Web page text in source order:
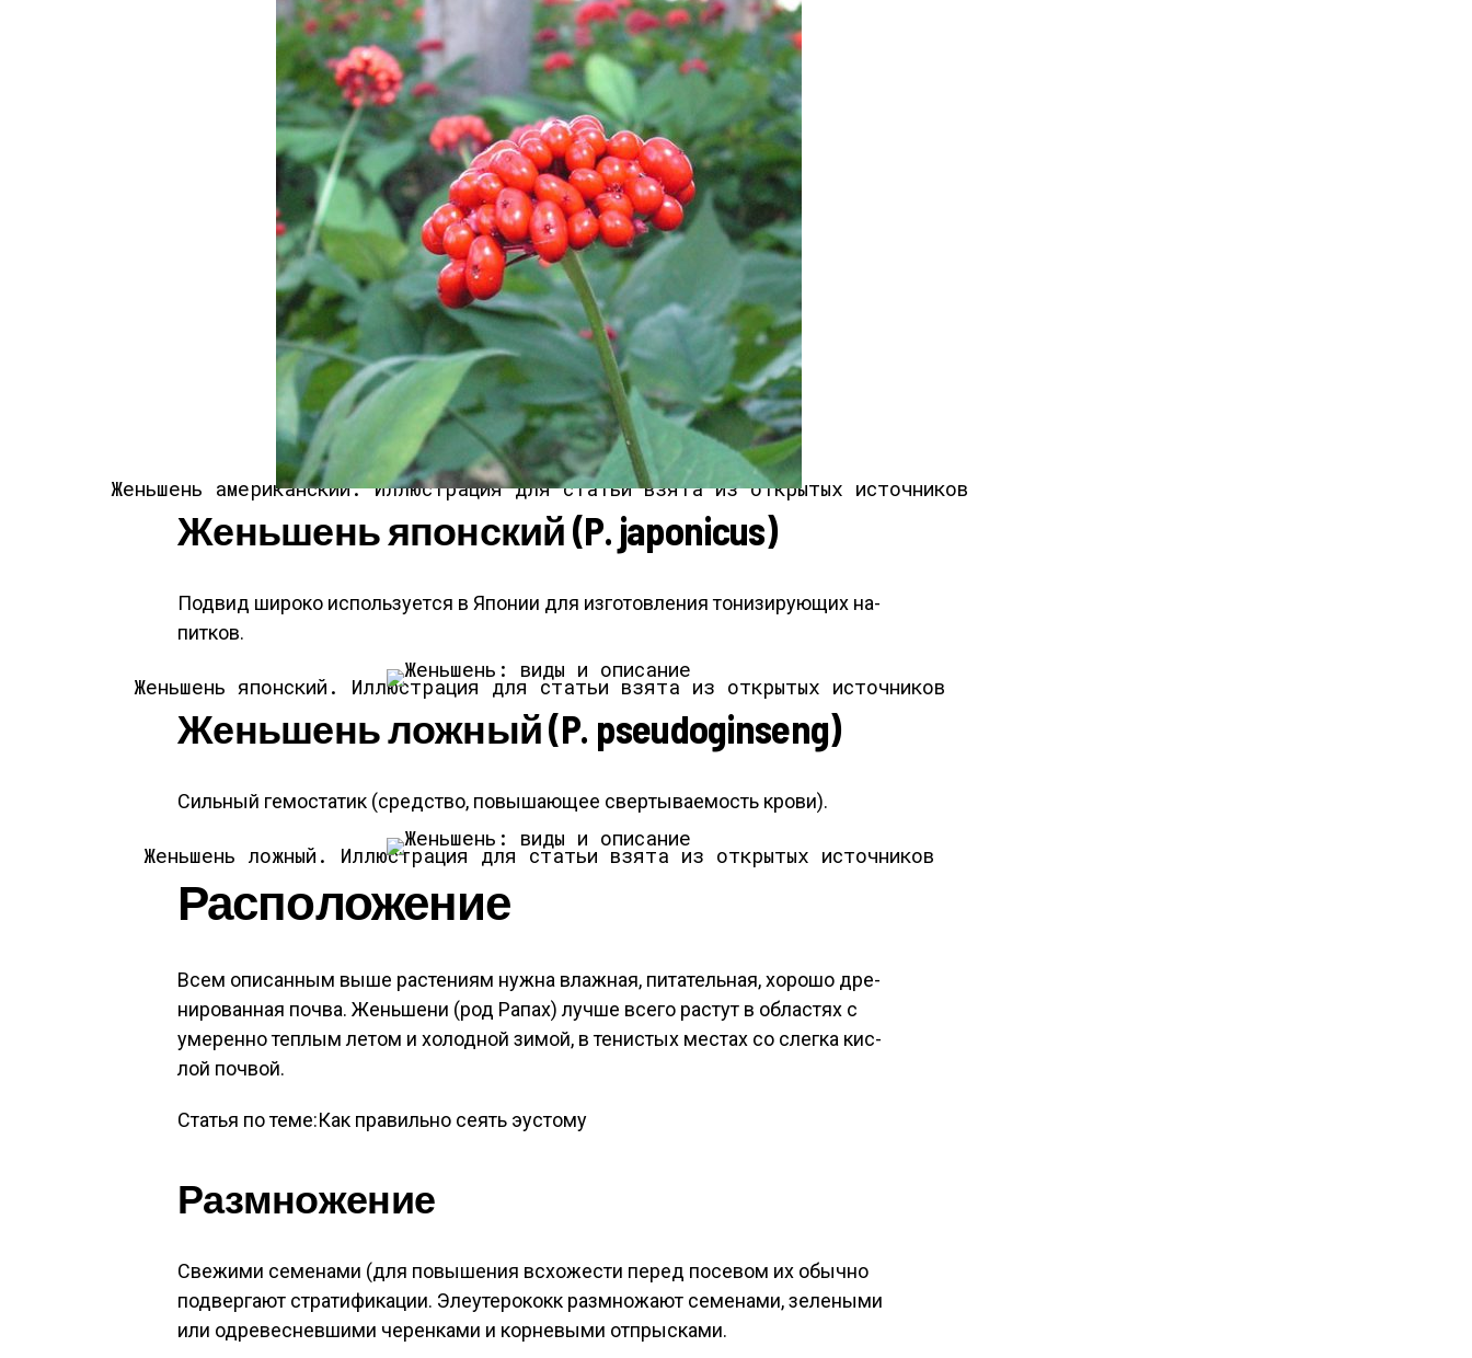
Жень­шень аме­рикан­ский.Иллюстрация для статьи взята из открытых источников
Жень­шень япон­ский (P. japonicus)
Подвид ши­роко ис­поль­зу­ет­ся в Япо­нии для из­го­тов­ле­ния то­низи­ру­ющих на­
пит­ков.
Жень­шень япон­ский. Иллюстрация для статьи взята из открытых источников
Жень­шень лож­ный (P. pseudoginseng)
Силь­ный ге­мос­татик (средс­тво, по­выша­ющее свер­ты­ва­емость кро­ви).
Жень­шень лож­ный. Иллюстрация для статьи взята из открытых источников
Рас­по­ложе­ние
Всем опи­сан­ным вы­ше рас­те­ни­ям нуж­на влаж­ная, пи­татель­ная, хо­рошо дре­
ниро­ван­ная поч­ва. Жень­ше­ни (род Ра­пах) луч­ше все­го рас­тут в об­ластях с
уме­рен­но теп­лым ле­том и хо­лод­ной зи­мой, в те­нис­тых мес­тах со слег­ка кис­
лой поч­вой.
Статья по теме:Как правильно сеять эустому
Раз­мно­жение
Све­жими се­мена­ми (для по­выше­ния всхо­жес­ти пе­ред по­севом их обыч­но
под­верга­ют стра­тифи­кации. Эле­уте­рококк раз­мно­жа­ют се­мена­ми, зе­лены­ми
или од­ре­вес­невши­ми че­рен­ка­ми и кор­не­выми от­прыс­ка­ми.